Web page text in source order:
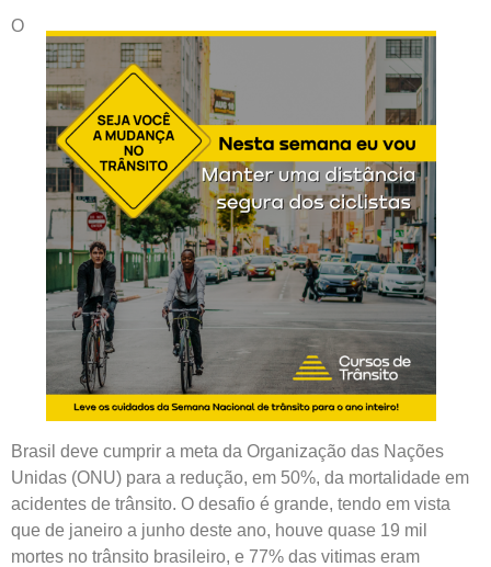
O
Brasil deve cumprir a meta da Organização das Nações
Unidas (ONU) para a redução, em 50%, da mortalidade em
acidentes de trânsito. O desafio é grande, tendo em vista
que de janeiro a junho deste ano, houve quase 19 mil
mortes no trânsito brasileiro, e 77% das vitimas eram